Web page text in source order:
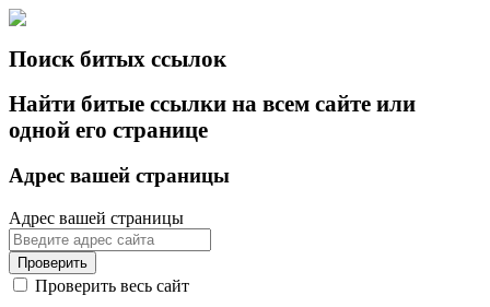
Поиск битых ссылок
Найти битые ссылки на всем сайте или
одной его странице
Адрес вашей страницы
Адрес вашей страницы
Проверить
Проверить весь сайт